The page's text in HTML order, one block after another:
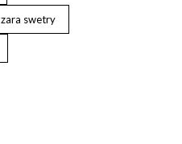
zara swetry